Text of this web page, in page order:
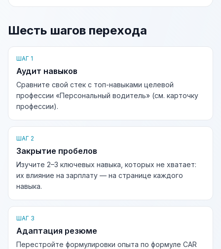
Шесть шагов перехода
ШАГ 1
Аудит навыков
Сравните свой стек с топ-навыками целевой
профессии «Персональный водитель» (см. карточку
профессии).
ШАГ 2
Закрытие пробелов
Изучите 2–3 ключевых навыка, которых не хватает:
их влияние на зарплату — на странице каждого
навыка.
ШАГ 3
Адаптация резюме
Перестройте формулировки опыта по формуле CAR